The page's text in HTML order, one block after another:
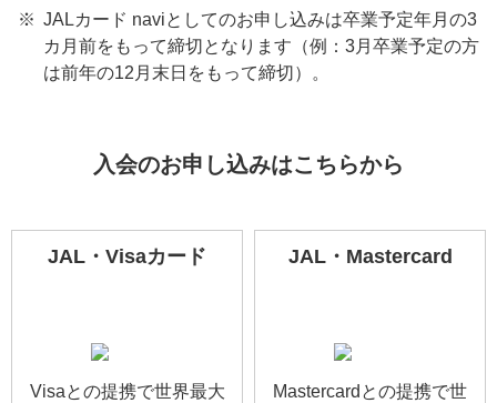
JALカード naviとしてのお申し込みは卒業予定年月の3
カ月前をもって締切となります（例：3月卒業予定の方
は前年の12月末日をもって締切）。
入会のお申し込みはこちらから
JAL・Visaカード
Visaとの提携で世界最大
JAL・Mastercard
Mastercardとの提携で世